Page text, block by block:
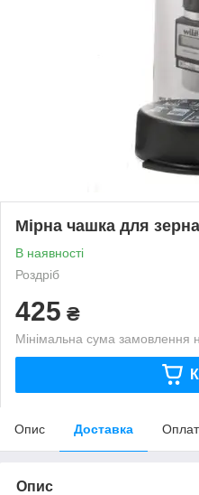
Мірна чашка для
В наявності
Роздріб
425 ₴
Мінімальна сума замовлення
Опис Доставка
Опис